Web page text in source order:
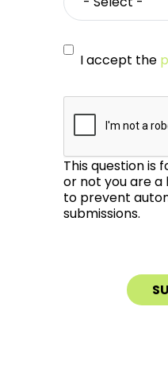
I accept the
This question is
or not you are a
to prevent
submissions.